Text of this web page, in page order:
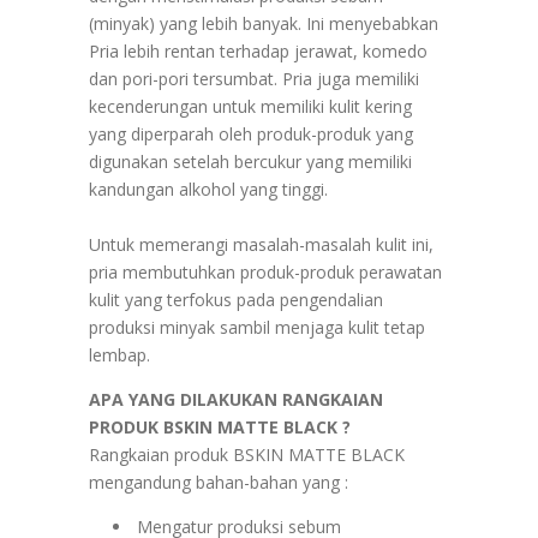
(minyak) yang lebih banyak. Ini menyebabkan
Pria lebih rentan terhadap jerawat, komedo
dan pori-pori tersumbat. Pria juga memiliki
kecenderungan untuk memiliki kulit kering
yang diperparah oleh produk-produk yang
digunakan setelah bercukur yang memiliki
kandungan alkohol yang tinggi.
Untuk memerangi masalah-masalah kulit ini,
pria membutuhkan produk-produk perawatan
kulit yang terfokus pada pengendalian
produksi minyak sambil menjaga kulit tetap
lembap.
APA YANG DILAKUKAN RANGKAIAN
PRODUK BSKIN MATTE BLACK ?
Rangkaian produk BSKIN MATTE BLACK
mengandung bahan-bahan yang :
Mengatur produksi sebum